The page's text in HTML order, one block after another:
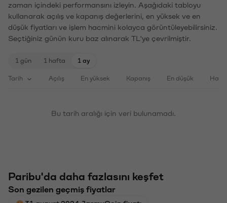
zaman içindeki performansını izleyin. Aşağıdaki tabloyu
kullanarak açılış ve kapanış değerlerini, en yüksek ve en
düşük fiyatları ve işlem hacmini kolayca görüntüleyebilirsiniz.
Seçtiğiniz günün kuru baz alınarak TL'ye çevrilmiştir.
1 gün 1 hafta 1 ay
Tarih Açılış En yüksek Kapanış En düşük
Bu tarih aralığı için veri bulunamadı.
Paribu'da daha fazlasını keşfet
Son gezilen geçmiş fiyatlar